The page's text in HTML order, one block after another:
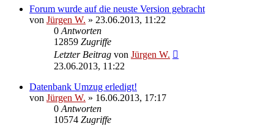
Forum wurde auf die neuste Version gebracht
von Jürgen W. » 23.06.2013, 11:22
0 Antworten
12859 Zugriffe
Letzter Beitrag von Jürgen W.
23.06.2013, 11:22
Datenbank Umzug erledigt!
von Jürgen W. » 16.06.2013, 17:17
0 Antworten
10574 Zugriffe